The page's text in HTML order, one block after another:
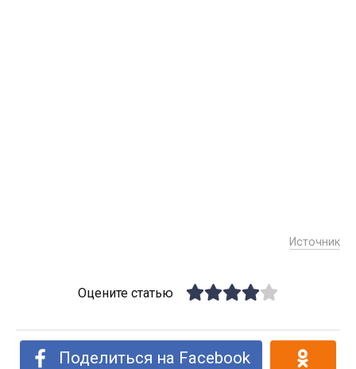
Источник
Оцените статью
Поделиться на Facebook